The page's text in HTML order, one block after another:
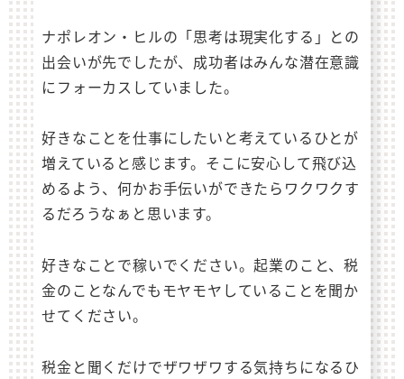
ナポレオン・ヒルの「思考は現実化する」との
出会いが先でしたが、成功者はみんな潜在意識
にフォーカスしていました。
好きなことを仕事にしたいと考えているひとが
増えていると感じます。そこに安心して飛び込
めるよう、何かお手伝いができたらワクワクす
るだろうなぁと思います。
好きなことで稼いでください。起業のこと、税
金のことなんでもモヤモヤしていることを聞か
せてください。
税金と聞くだけでザワザワする気持ちになるひ